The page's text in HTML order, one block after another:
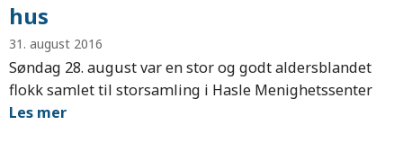
hus
31. august 2016
Søndag 28. august var en stor og godt aldersblandet
flokk samlet til storsamling i Hasle Menighetssenter
Les mer